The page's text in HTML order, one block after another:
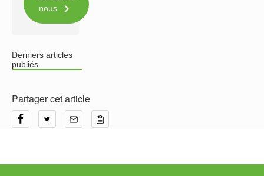
nous

Derniers articles
publiés
Partager cet article